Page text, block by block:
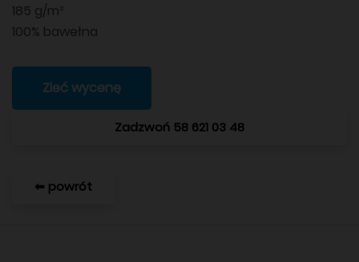
185 g/m²
100% bawełna
Zleć wycenę
Zadzwoń 58 621 03 48
⬅ powrót